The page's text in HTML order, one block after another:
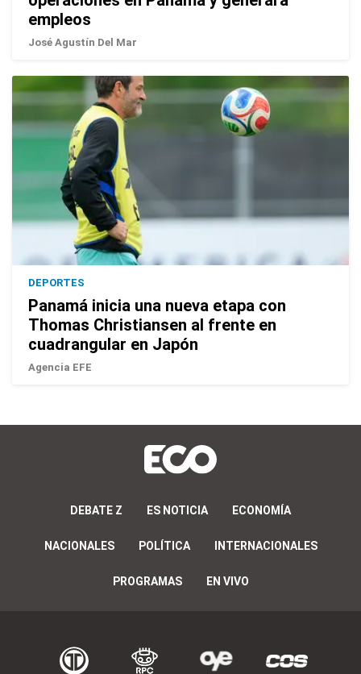
empleos
José Agustín Del Mar
DEPORTES
Panamá inicia una nueva etapa con
Thomas Christiansen al frente en
cuadrangular en Japón
Agencia EFE
DEBATE Z ES NOTICIA ECONOMÍA
NACIONALES POLÍTICA INTERNACIONALES
PROGRAMAS EN VIVO